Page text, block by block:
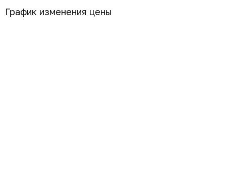
График изменения цены